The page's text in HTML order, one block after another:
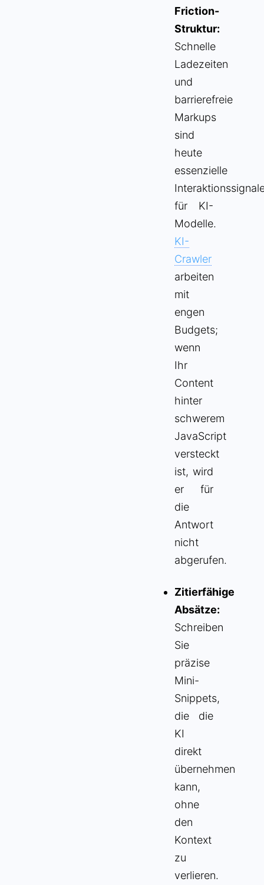
Friction-
Struktur:
Schnelle
Ladezeiten
und
barrierefreie
Markups
sind
heute
essenzielle
für KI-
Modelle.
KI-
Crawler
arbeiten
mit
engen
Budgets;
wenn
Ihr
Content
hinter
schwerem
JavaScript
versteckt
ist, wird
er für
die
Antwort
nicht
abgerufen.
Zitierfähige
Absätze:
Schreiben
Sie
präzise
Mini-
Snippets,
die die
KI
direkt
übernehmen
kann,
ohne
den
Kontext
zu
verlieren.